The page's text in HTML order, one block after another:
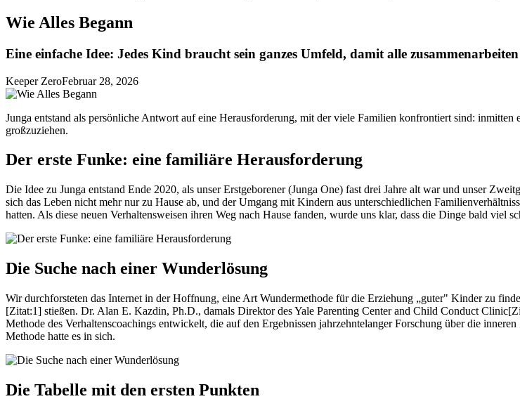
Wie Alles Begann
Eine einfache Idee: Jedes Kind braucht sein ganzes Umfeld, damit alle
Keeper ZeroFebruar 28, 2026
Junga entstand als persönliche Antwort auf eine Herausforderung, mit der viele Familien konfrontiert sind:
großzuziehen.
Der erste Funke: eine familiäre Herausforderung
Die Idee zu Junga entstand Ende 2020, als unser Erstgeborener (Junga One) fast drei Jahre alt war und unser
sich das Leben nicht mehr nur zu Hause ab, und der Umgang mit Kindern aus unterschiedlichen
hatten. Als diese neuen Verhaltensweisen ihren Weg nach Hause fanden, wurde uns klar, dass die Dinge bald viel
Die Suche nach einer Wunderlösung
Wir durchforsteten das Internet in der Hoffnung, eine Art Wundermethode für die Erziehung „guter" Kinder zu
[Zitat:1] stießen. Dr. Alan E. Kazdin, Ph.D., damals Direktor des Yale Parenting Center and Child Conduct
Methode des Verhaltenscoachings entwickelt, die auf den Ergebnissen jahrzehntelanger Forschung über die
Methode hatte es in sich.
Die Tabelle mit den ersten Punkten